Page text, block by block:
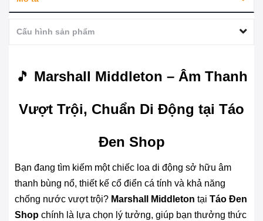
Cấu hình sản phẩm
🎵 Marshall Middleton – Âm Thanh
Vượt Trội, Chuẩn Di Động tại Táo
Đen Shop
Bạn đang tìm kiếm một chiếc loa di động sở hữu âm
thanh bùng nổ, thiết kế cổ điển cá tính và khả năng
chống nước vượt trội? Marshall Middleton tại Táo Đen
Shop chính là lựa chọn lý tưởng, giúp bạn thưởng thức